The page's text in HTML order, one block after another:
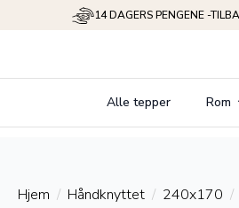
14 DAGERS PENGENE -
Alle tepper Rom
Hjem Håndknyttet 240x170